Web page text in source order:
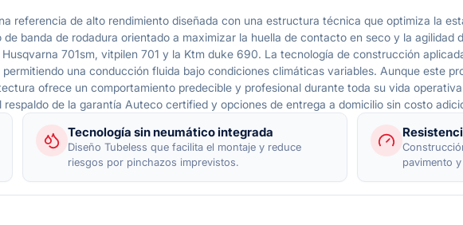
referencia de alto rendimiento diseñada con una estructura técnica que optimiza la
banda de rodadura orientado a maximizar la huella de contacto en seco y la agilidad
701sm, vitpilen 701 y la Ktm duke 690. La tecnología de construcción
una conducción fluida bajo condiciones climáticas variables. Aunque este
ofrece un comportamiento predecible y profesional durante toda su vida
de la garantía Auteco certified y opciones de entrega a domicilio sin costo
Tecnología sin neumático integrada
Diseño Tubeless que facilita el montaje y reduce
riesgos por pinchazos imprevistos.
pavimento